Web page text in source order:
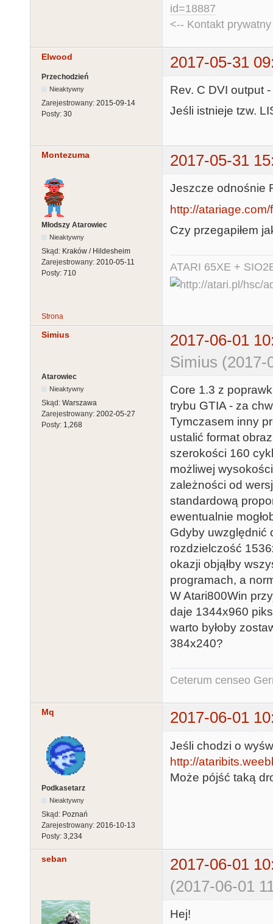
id=18887
<-- Kontakt
Elwood 2017-05-31
Przechodzień
Nieaktywny
Zarejestrowany: 2015-09-14
Posty: 30
Rev. C DVI output
Jeśli istnieje tzw.
Montezuma 2017-05-31
Młodszy Atarowiec
Nieaktywny
Skąd: Kraków / Hildesheim
Zarejestrowany: 2010-05-11
Posty: 710
Jeszcze odnośnie
http://
Czy przegapiłem
ATARI 65XE +
Strona
Simius
2017-06-01
Simius (2017-
Atarowiec
Nieaktywny
Skąd: Warszawa
Zarejestrowany: 2002-05-27
Posty: 1,268
Core 1.3 z
trybu GTIA - za
Tymczasem inny
ustalić format
szerokości 160
możliwej
zależności od
standardową
ewentualnie
Gdyby uwzględnić
rozdzielczość
okazji objąłby
programach, a
W Atari800Win
daje 1344x960
warto byłoby
384x240?
Ceterum censeo
Mq 2017-06-01
Podkasetarz
Nieaktywny
Skąd: Poznań
Zarejestrowany: 2016-10-13
Posty: 3,234
Jeśli chodzi o
http://
Może pójść taką
seban
2017-06-01
(2017-06-01
Hej!